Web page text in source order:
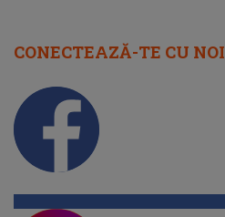
CONECTEAZĂ-TE CU NOI